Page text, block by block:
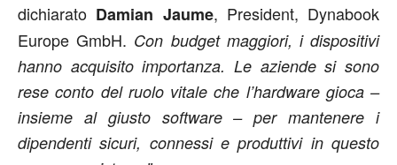
dichiarato Damian Jaume, President, Dynabook
Europe GmbH. Con budget maggiori, i dispositivi
hanno acquisito importanza. Le aziende si sono
rese conto del ruolo vitale che l’hardware gioca –
insieme al giusto software – per mantenere i
dipendenti sicuri, connessi e produttivi in questo